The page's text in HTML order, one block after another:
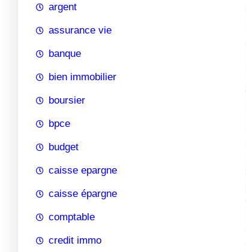
argent
assurance vie
banque
bien immobilier
boursier
bpce
budget
caisse epargne
caisse épargne
comptable
credit immo